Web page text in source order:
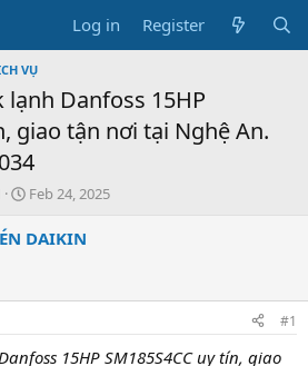
Log in Register
VỤ
Danfoss 15HP
giao tận nơi tại Nghệ An.
S
a
t
e
Feb 24, 2025
DAIKIN
#1
15HP SM185S4CC uy tín, giao